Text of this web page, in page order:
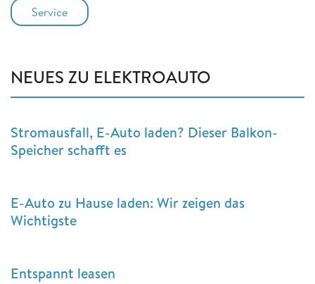
Service
NEUES ZU ELEKTROAUTO
Stromausfall, E-Auto laden? Dieser Balkon-
Speicher schafft es
E-Auto zu Hause laden: Wir zeigen das
Wichtigste
Entspannt leasen